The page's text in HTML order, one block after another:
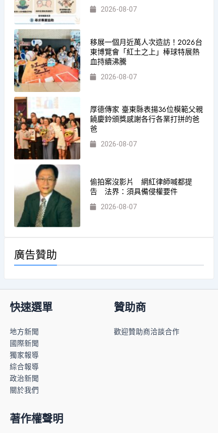
2026-08-07
移展一個月近萬人次造訪！2026台
東博覽會「紅土之上」棒球特展熱
血持續沸騰
2026-08-07
厚德傳家 臺東縣表揚36位模範父親
饒慶鈴頒獎感謝各行各業打拼的爸
爸
2026-08-07
偷拍案沒影片 網紅律師喊都提
告 法界：須具備侵權要件
2026-08-07
廣告贊助
快速選單
地方新聞
國際新聞
獨家報導
綜合報導
政治新聞
關於我們
贊助商
歡迎贊助商洽談合作
著作權聲明